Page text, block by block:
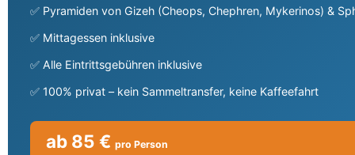
Pyramiden von Gizeh (Cheops, Chephren, Mykerinos) &
Mittagessen inklusive
Alle Eintrittsgebühren inklusive
100% privat – kein Sammeltransfer, keine Kaffeefahrt
ab 85 € pro Person